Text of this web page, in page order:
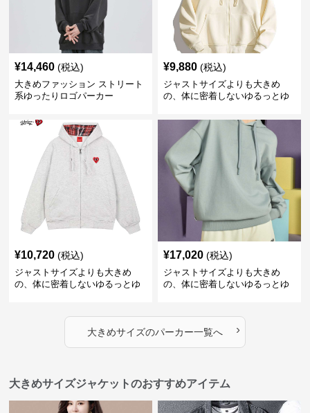
¥14,460 (税込)
大きめファッション ストリート
系ゆったりロゴパーカー
¥9,880 (税込)
ジャストサイズよりも大きめ
の、体に密着しないゆるっとゆ
ゆったりハッピーハート ジップ
アップパーカー
¥10,720 (税込)
ジャストサイズよりも大きめ
の、体に密着しないゆるっとゆ
アップパーカー
¥17,020 (税込)
ジャストサイズよりも大きめ
の、体に密着しないゆるっとゆ
大きめサイズのパーカー一覧へ ›
大きめサイズジャケットのおすすめアイテム